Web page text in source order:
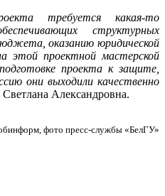
требуется какая-то
структурных
оказанию юридической
этой проектной мастерской
проекта к защите,
они выходили качественно
Александровна.
фото пресс-службы «БелГУ»